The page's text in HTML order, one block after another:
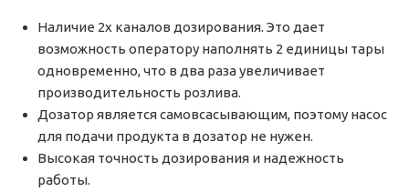
Наличие 2х каналов дозирования. Это дает
возможность оператору наполнять 2 единицы тары
одновременно, что в два раза увеличивает
производительность розлива.
Дозатор является самовсасывающим, поэтому насос
для подачи продукта в дозатор не нужен.
Высокая точность дозирования и надежность
работы.